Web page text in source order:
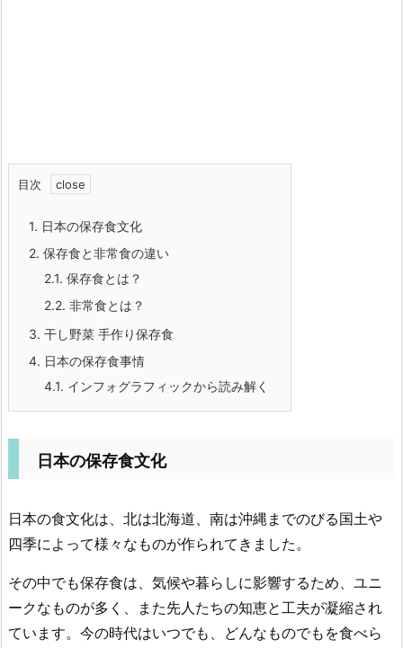
目次
1. 日本の保存食文化
2. 保存食と非常食の違い
2.1. 保存食とは？
2.2. 非常食とは？
3. 干し野菜 手作り保存食
4. 日本の保存食事情
4.1. インフォグラフィックから読み解く
日本の保存食文化
日本の食文化は、北は北海道、南は沖縄までのびる国土や
四季によって様々なものが作られてきました。
その中でも保存食は、気候や暮らしに影響するため、ユニ
ークなものが多く、また先人たちの知恵と工夫が凝縮され
ています。今の時代はいつでも、どんなものでもを食べら